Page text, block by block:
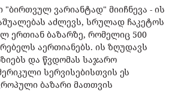
"ბირთვულ ვარიანტად" მიიჩნევა - ის
აძლევს, სრულად ჩაკეტოს
ერთიან ბაზარზე, რომელიც 500
აერთიანებს. ის ზღუდავს
და წვდომას საჯარო
სერვისებისთვის ეს
ბაზარი მათთვის